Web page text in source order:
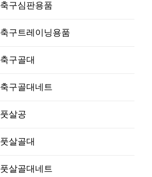
축구심판용품
축구트레이닝용품
축구골대
축구골대네트
풋살공
풋살골대
풋살골대네트